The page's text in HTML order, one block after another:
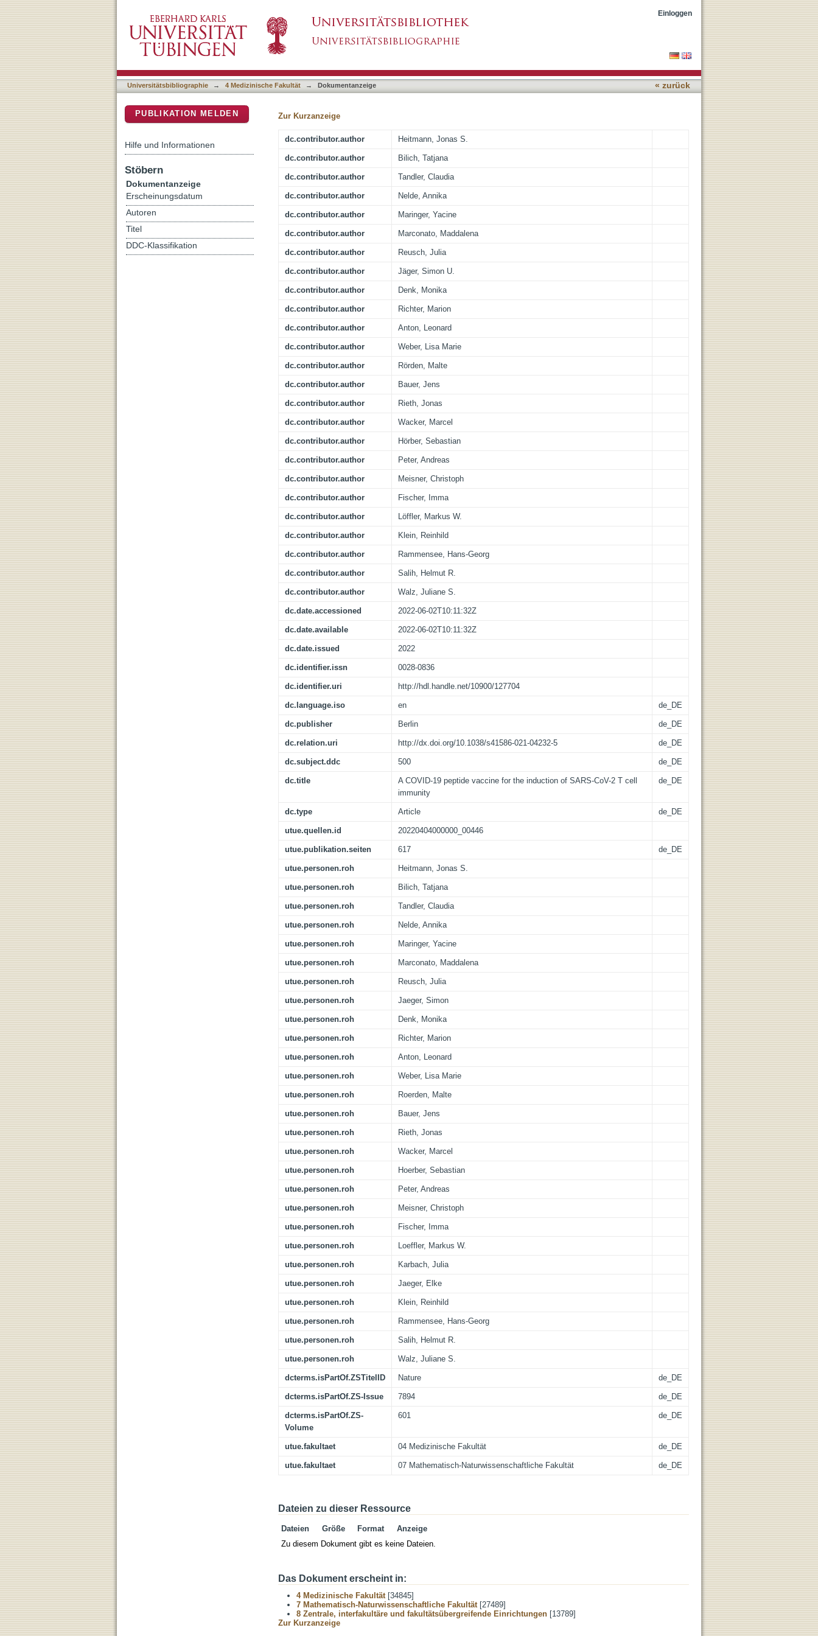
Einloggen
Universitätsbibliographie → 4 Medizinische Fakultät → Dokumentanzeige « zurück
Zur Kurzanzeige
dc.contributor.author Heitmann, Jonas S.
dc.contributor.author Bilich, Tatjana
dc.contributor.author Tandler, Claudia
dc.contributor.author Nelde, Annika
dc.contributor.author Maringer, Yacine
dc.contributor.author Marconato, Maddalena
dc.contributor.author Reusch, Julia
dc.contributor.author Jäger, Simon U.
dc.contributor.author Denk, Monika
dc.contributor.author Richter, Marion
dc.contributor.author Anton, Leonard
dc.contributor.author Weber, Lisa Marie
dc.contributor.author Rörden, Malte
dc.contributor.author Bauer, Jens
dc.contributor.author Rieth, Jonas
dc.contributor.author Wacker, Marcel
dc.contributor.author Hörber, Sebastian
dc.contributor.author Peter, Andreas
dc.contributor.author Meisner, Christoph
dc.contributor.author Fischer, Imma
dc.contributor.author Löffler, Markus W.
dc.contributor.author Klein, Reinhild
dc.contributor.author Rammensee, Hans-Georg
dc.contributor.author Salih, Helmut R.
dc.contributor.author Walz, Juliane S.
dc.date.accessioned 2022-06-02T10:11:32Z
dc.date.available 2022-06-02T10:11:32Z
dc.date.issued 2022
dc.identifier.issn 0028-0836
dc.identifier.uri http://hdl.handle.net/10900/127704
dc.language.iso en de_DE
dc.publisher Berlin de_DE
dc.relation.uri http://dx.doi.org/10.1038/s41586-021-04232-5 de_DE
dc.subject.ddc 500 de_DE
dc.title
A COVID-19 peptide vaccine for the induction of SARS-CoV-2 T cell
immunity
de_DE
dc.type Article de_DE
utue.quellen.id 20220404000000_00446
utue.publikation.seiten 617 de_DE
utue.personen.roh Heitmann, Jonas S.
utue.personen.roh Bilich, Tatjana
utue.personen.roh Tandler, Claudia
utue.personen.roh Nelde, Annika
utue.personen.roh Maringer, Yacine
utue.personen.roh Marconato, Maddalena
utue.personen.roh Reusch, Julia
utue.personen.roh Jaeger, Simon
utue.personen.roh Denk, Monika
utue.personen.roh Richter, Marion
utue.personen.roh Anton, Leonard
utue.personen.roh Weber, Lisa Marie
utue.personen.roh Roerden, Malte
utue.personen.roh Bauer, Jens
utue.personen.roh Rieth, Jonas
utue.personen.roh Wacker, Marcel
utue.personen.roh Hoerber, Sebastian
utue.personen.roh Peter, Andreas
utue.personen.roh Meisner, Christoph
utue.personen.roh Fischer, Imma
utue.personen.roh Loeffler, Markus W.
utue.personen.roh Karbach, Julia
utue.personen.roh Jaeger, Elke
utue.personen.roh Klein, Reinhild
utue.personen.roh Rammensee, Hans-Georg
utue.personen.roh Salih, Helmut R.
utue.personen.roh Walz, Juliane S.
dcterms.isPartOf.ZSTitelID Nature de_DE
dcterms.isPartOf.ZS-Issue 7894 de_DE
dcterms.isPartOf.ZS-
Volume
601 de_DE
utue.fakultaet 04 Medizinische Fakultät de_DE
utue.fakultaet 07 Mathematisch-Naturwissenschaftliche Fakultät de_DE
Dateien zu dieser Ressource
Dateien Größe Format
Anzeige
Zu diesem Dokument gibt es keine Dateien.
Das Dokument erscheint in:
4 Medizinische Fakultät[34845]
7 Mathematisch-Naturwissenschaftliche Fakultät[27489]
8 Zentrale, interfakultäre und fakultätsübergreifende Einrichtungen [13789]
Zur Kurzanzeige
PUBLIKATION MELDEN
Hilfe und Informationen
Stöbern
Dokumentanzeige
Erscheinungsdatum
Autoren
Titel
DDC-Klassifikation